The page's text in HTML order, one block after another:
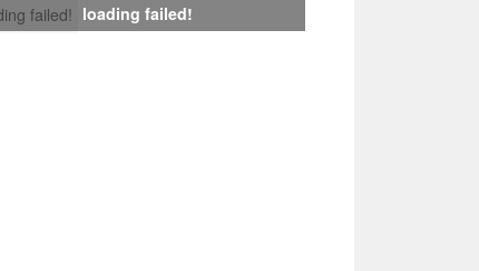
failed! loading failed!